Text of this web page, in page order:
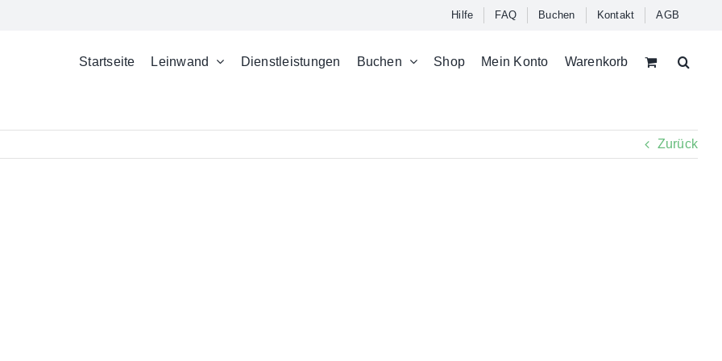
Hilfe FAQ Buchen Kontakt AGB
Startseite Leinwand Dienstleistungen Buchen Shop Mein Konto Warenkorb
Zurück